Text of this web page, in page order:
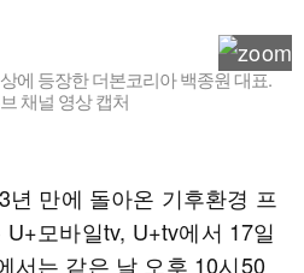
에 등장한 더본코리아 백종원 대표.
채널 영상 캡처
년 만에 돌아온 기후환경 프
U+모바일tv, U+tv에서 17일
서는 같은 날 오후 10시50